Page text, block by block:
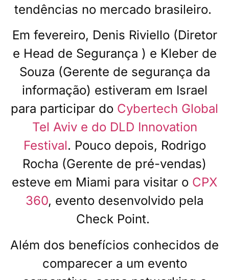
tendências no mercado brasileiro.
Em fevereiro, Denis Riviello (Diretor
e Head de Segurança ) e Kleber de
Souza (Gerente de segurança da
informação) estiveram em Israel
para participar do Cybertech Global
Tel Aviv e do DLD Innovation
Festival. Pouco depois, Rodrigo
Rocha (Gerente de pré-vendas)
esteve em Miami para visitar o CPX
360, evento desenvolvido pela
Check Point.
Além dos benefícios conhecidos de
comparecer a um evento